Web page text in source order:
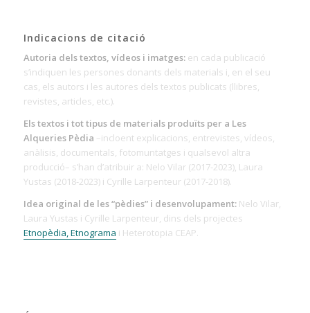
Indicacions de citació
Autoria dels textos, vídeos i imatges:en cada publicació
s’indiquen les persones donants dels materials i, en el seu
cas, els autors i les autores dels textos publicats (llibres,
revistes, articles, etc.).
Els textos i tot tipus de materials produïts per a Les
Alqueries Pèdia –incloent explicacions, entrevistes, vídeos,
anàlisis, documentals, fotomuntatges i qualsevol altra
producció– s’han d’atribuir a: Nelo Vilar (2017-2023), Laura
Yustas (2018-2023) i Cyrille Larpenteur (2017-2018).
Idea original de les “pèdies” i desenvolupament:Nelo Vilar,
Laura Yustas i Cyrille Larpenteur, dins dels projectes
Etnopèdia, Etnograma i Heterotopia CEAP.